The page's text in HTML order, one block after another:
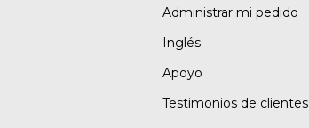
Administrar mi pedido
Inglés
Apoyo
Testimonios de clientes